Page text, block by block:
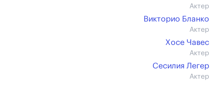
Актер
Викторио Бланко
Актер
Хосе Чавес
Актер
Сесилия Легер
Актер